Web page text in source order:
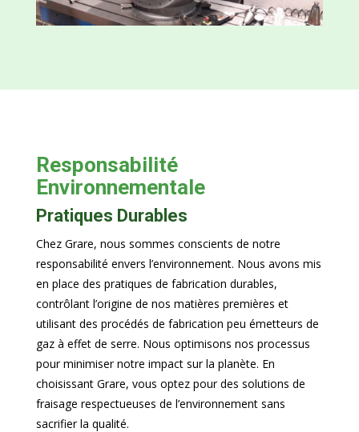
Responsabilité
Environnementale
Pratiques Durables
Chez Grare, nous sommes conscients de notre
responsabilité envers l’environnement. Nous avons mis
en place des pratiques de fabrication durables,
contrôlant l’origine de nos matières premières et
utilisant des procédés de fabrication peu émetteurs de
gaz à effet de serre. Nous optimisons nos processus
pour minimiser notre impact sur la planète. En
choisissant Grare, vous optez pour des solutions de
fraisage respectueuses de l’environnement sans
sacrifier la qualité.